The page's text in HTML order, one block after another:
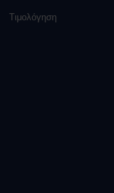
Τιμολόγηση